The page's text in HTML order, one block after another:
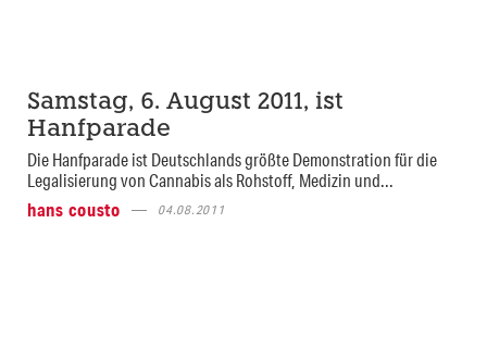
Samstag, 6. August 2011, ist
Hanfparade
Die Hanfparade ist Deutschlands größte Demonstration für die
Legalisierung von Cannabis als Rohstoff, Medizin und...
hans cousto
04.08.2011